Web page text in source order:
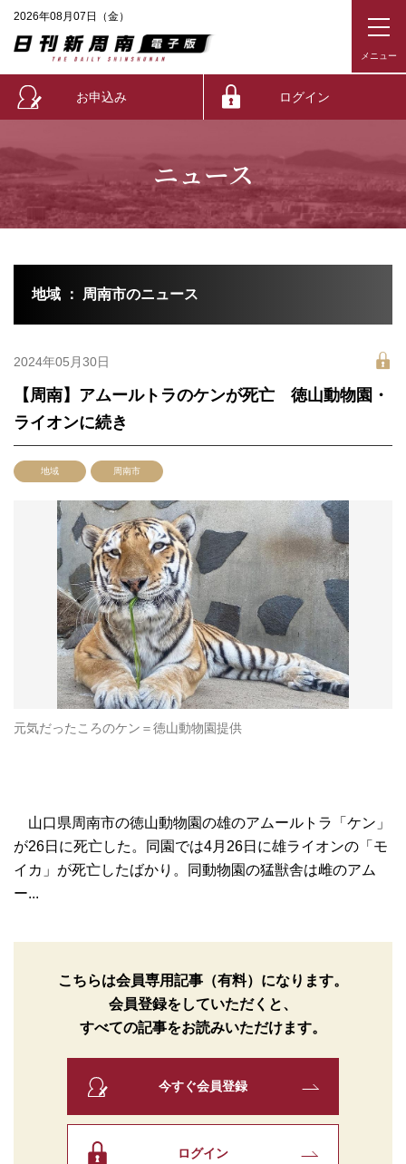
2026年08月07日（金）
お申込み ログイン
ニュース
地域 ： 周南市のニュース
2024年05月30日
【周南】アムールトラのケンが死亡 徳山動物園・
ライオンに続き
地域 周南市
元気だったころのケン＝徳山動物園提供
山口県周南市の徳山動物園の雄のアムールトラ「ケン」
が26日に死亡した。同園では4月26日に雄ライオンの「モ
イカ」が死亡したばかり。同動物園の猛獣舎は雌のアム
ー...
こちらは会員専用記事（有料）になります。
会員登録をしていただくと、
すべての記事をお読みいただけます。
今すぐ会員登録
ログイン